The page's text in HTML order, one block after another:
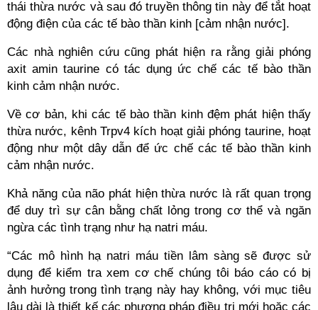
thái thừa nước và sau đó truyền thông tin này để tắt hoạt
động điện của các tế bào thần kinh [cảm nhận nước].
Các nhà nghiên cứu cũng phát hiện ra rằng giải phóng
axit amin taurine có tác dụng ức chế các tế bào thần
kinh cảm nhận nước.
Về cơ bản, khi các tế bào thần kinh đệm phát hiện thấy
thừa nước, kênh Trpv4 kích hoạt giải phóng taurine, hoạt
động như một dây dẫn để ức chế các tế bào thần kinh
cảm nhận nước.
Khả năng của não phát hiện thừa nước là rất quan trọng
để duy trì sự cân bằng chất lỏng trong cơ thể và ngăn
ngừa các tình trạng như hạ natri máu.
“Các mô hình hạ natri máu tiền lâm sàng sẽ được sử
dụng để kiểm tra xem cơ chế chúng tôi báo cáo có bị
ảnh hưởng trong tình trạng này hay không, với mục tiêu
lâu dài là thiết kế các phương pháp điều trị mới hoặc các